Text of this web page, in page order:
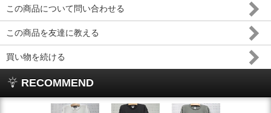
この商品について問い合わせる
この商品を友達に教える
買い物を続ける
RECOMMEND